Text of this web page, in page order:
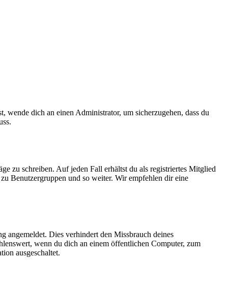
dich an einen Administrator, um sicherzugehen, dass du
zu schreiben. Auf jeden Fall erhältst du als registriertes Mitglied
Benutzergruppen und so weiter. Wir empfehlen dir eine
angemeldet. Dies verhindert den Missbrauch deines
wenn du dich an einem öffentlichen Computer, zum
ausgeschaltet.